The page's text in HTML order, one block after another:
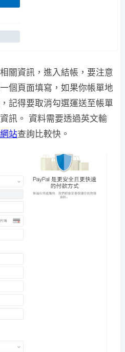
關資訊，進入結帳，要注意
個頁面填寫，如果你帳單地
記得要取消勾選運送至帳單
訊。 資料需要透過英文輸
站查詢比較快。